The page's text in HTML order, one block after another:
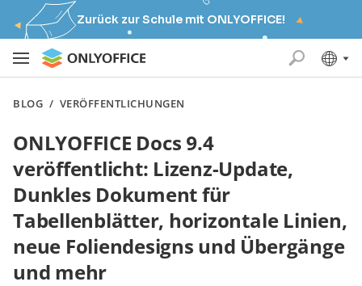
Zurück zur Schule mit ONLYOFFICE!
BLOG / VERÖFFENTLICHUNGEN
ONLYOFFICE Docs 9.4
veröffentlicht: Lizenz-Update,
Dunkles Dokument für
Tabellenblätter, horizontale Linien,
neue Foliendesigns und Übergänge
und mehr